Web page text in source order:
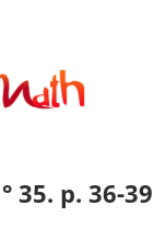
35. p. 36-